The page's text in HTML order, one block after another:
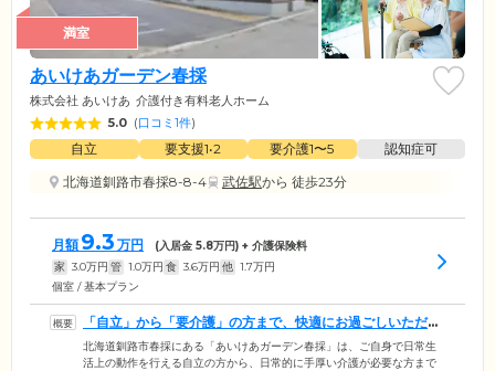
満室
あいけあガーデン春採
株式会社 あいけあ 介護付き有料老人ホーム
5.0 (口コミ1件)
自立 要支援1•2 要介護1〜5
認知症可
北海道釧路市春採8-8-4
武佐駅から 徒歩23分
月額 9.3 万円 (入居金 5.8万円) + 介護保険料
家 3.0万円 管 1.0万円 食 3.6万円 他 1.7万円
個室 / 基本プラン
「自立」から「要介護」の方まで、快適にお過ごしいただけ
ます
北海道釧路市春採にある「あいけあガーデン春採」は、ご自身で日常生
活上の動作を行える自立の方から、日常的に手厚い介護が必要な方まで